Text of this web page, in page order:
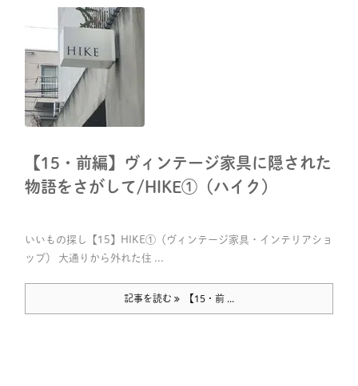
【15・前編】ヴィンテージ家具に隠された
物語をさがして/HIKE①（ハイク）
いいもの探し【15】HIKE①（ヴィンテージ家具・インテリアショ
ップ） 大通りから外れた住 ...
記事を読む 【15・前 ...